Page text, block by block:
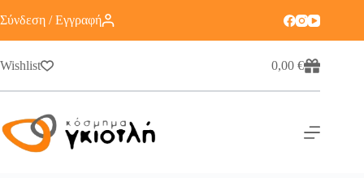
Σύνδεση / Εγγραφή
Wishlist 0,00€